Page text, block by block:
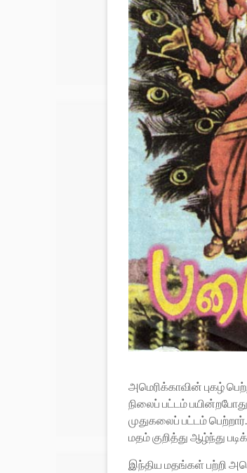
அமெரிக்காவின் புகழ்
நிலைப் பட்டம்
முதுகலைப் பட்டம்
மதம் குறித்து ஆழ்ந்து
இந்திய மதங்கள் பற்றி